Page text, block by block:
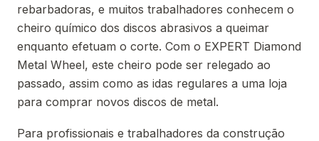
rebarbadoras, e muitos trabalhadores conhecem o
cheiro químico dos discos abrasivos a queimar
enquanto efetuam o corte. Com o EXPERT Diamond
Metal Wheel, este cheiro pode ser relegado ao
passado, assim como as idas regulares a uma loja
para comprar novos discos de metal.
Para profissionais e trabalhadores da construção